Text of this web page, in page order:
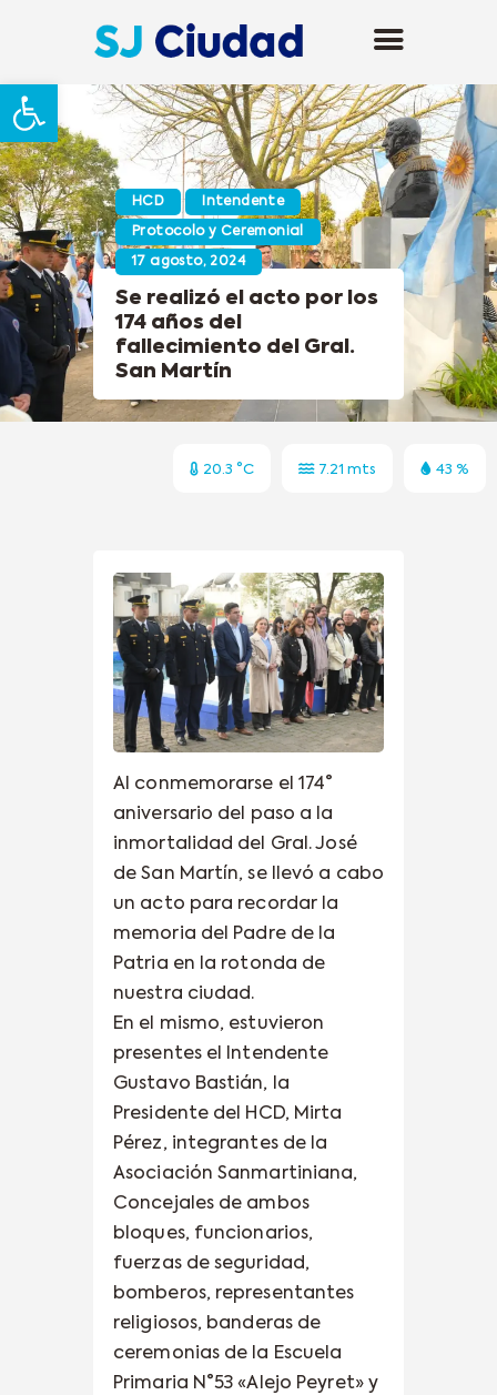
Abrir barra de herramientas
HCD Intendente
Protocolo y Ceremonial
17 agosto, 2024
Se realizó el acto por los
174 años del
fallecimiento del Gral.
San Martín
20.3 °C 7.21 mts 43 %
Al conmemorarse el 174°
aniversario del paso a la
inmortalidad del Gral. José
de San Martín, se llevó a cabo
un acto para recordar la
memoria del Padre de la
Patria en la rotonda de
nuestra ciudad.
En el mismo, estuvieron
presentes el Intendente
Gustavo Bastián, la
Presidente del HCD, Mirta
Pérez, integrantes de la
Asociación Sanmartiniana,
Concejales de ambos
bloques, funcionarios,
fuerzas de seguridad,
bomberos, representantes
religiosos, banderas de
ceremonias de la Escuela
Primaria N°53 «Alejo Peyret» y